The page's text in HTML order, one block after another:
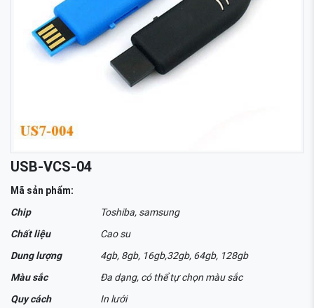
USB-VCS-04
Mã sản phẩm:
Chip
Toshiba, samsung
Chất liệu
Cao su
Dung lượng
4gb, 8gb, 16gb,32gb, 64gb, 128gb
Màu sắc
Đa dạng, có thể tự chọn màu sắc
Quy cách
In lưới